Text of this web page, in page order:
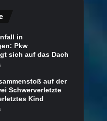
in
Pkw
sich auf das Dach
auf der
Schwerverletzte
Kind